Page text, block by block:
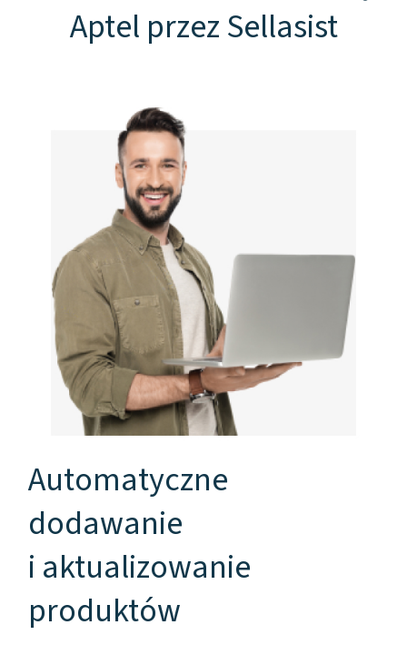
Aptel przez Sellasist
Automatyczne
dodawanie
i aktualizowanie
produktów